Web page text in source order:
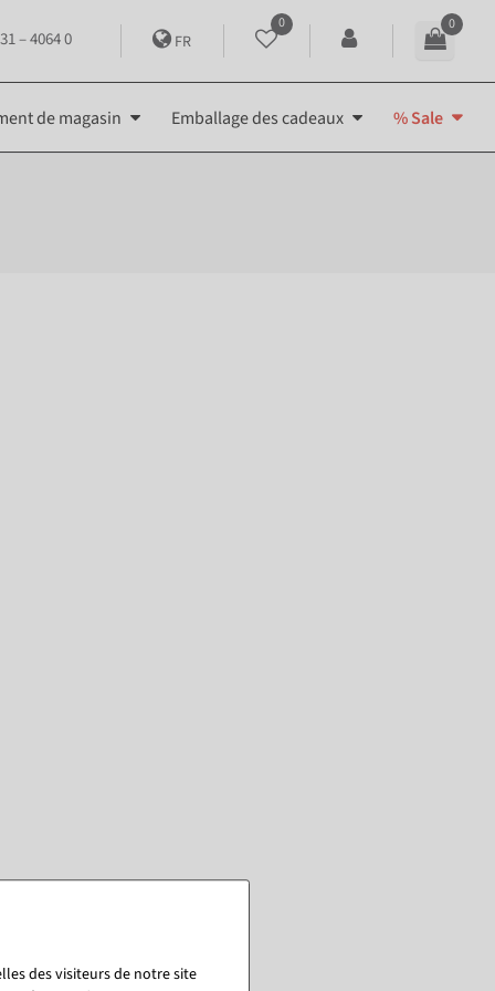
– 4064 0 FR
0 0
de magasin Emballage des cadeaux % Sale
des visiteurs de notre site